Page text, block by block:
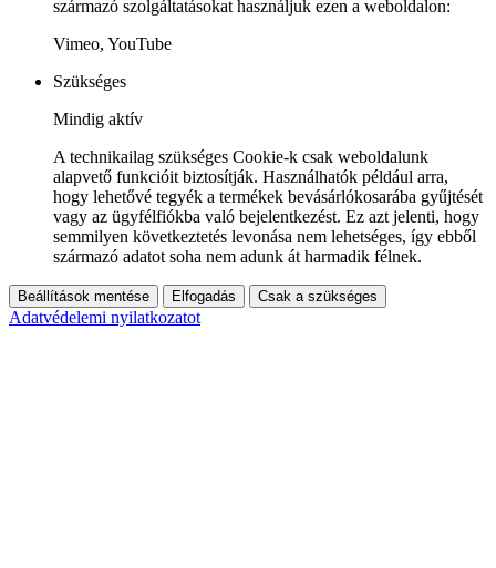
származó szolgáltatásokat használjuk ezen a weboldalon:
Vimeo, YouTube
Szükséges
Mindig aktív
A technikailag szükséges Cookie-k csak weboldalunk
alapvető funkcióit biztosítják. Használhatók például arra,
hogy lehetővé tegyék a termékek bevásárlókosarába gyűjtését
vagy az ügyfélfiókba való bejelentkezést. Ez azt jelenti, hogy
semmilyen következtetés levonása nem lehetséges, így ebből
származó adatot soha nem adunk át harmadik félnek.
Beállítások mentése Elfogadás Csak a szükséges
Adatvédelemi nyilatkozatot